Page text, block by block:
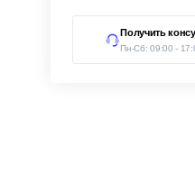
Получить
Пн-Сб: 09:00 -